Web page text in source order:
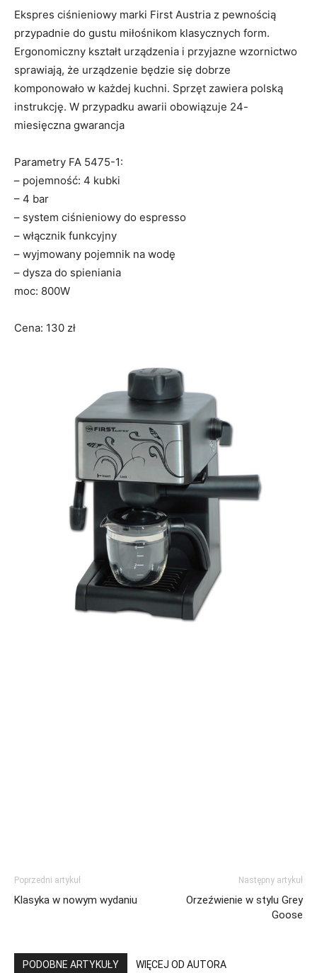
Ekspres ciśnieniowy marki First Austria z pewnością
przypadnie do gustu miłośnikom klasycznych form.
Ergonomiczny kształt urządzenia i przyjazne wzornictwo
sprawiają, że urządzenie będzie się dobrze
komponowało w każdej kuchni. Sprzęt zawiera polską
instrukcję. W przypadku awarii obowiązuje 24-
miesięczna gwarancja
Parametry FA 5475-1:
– pojemność: 4 kubki
– 4 bar
– system ciśnieniowy do espresso
– włącznik funkcyjny
– wyjmowany pojemnik na wodę
– dysza do spieniania
moc: 800W
Cena: 130 zł
Poprzedni artykuł
Klasyka w nowym wydaniu
Następny artykuł
Orzeźwienie w stylu Grey
Goose
PODOBNE ARTYKUŁY WIĘCEJ OD AUTORA